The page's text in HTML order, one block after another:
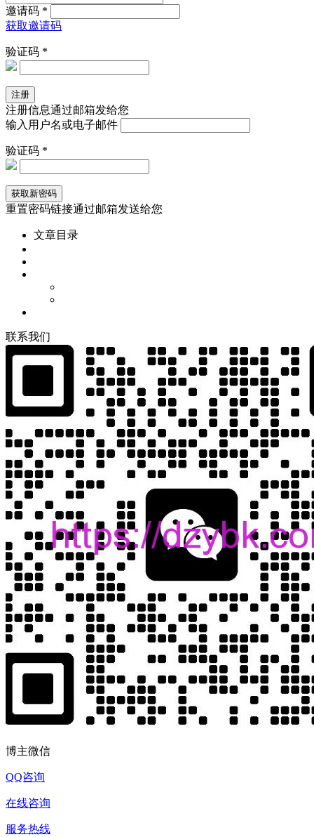
邀请码 *
获取邀请码
验证码 *
注册信息通过邮箱发给您
输入用户名或电子邮件
验证码 *
重置密码链接通过邮箱发送给您
文章目录
联系我们
博主微信
QQ咨询
在线咨询
服务热线